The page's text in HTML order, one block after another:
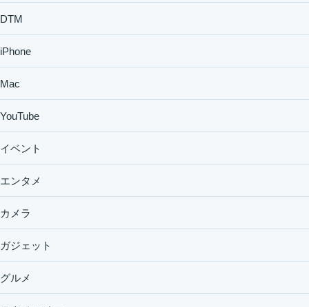
DTM
iPhone
Mac
YouTube
イベント
エンタメ
カメラ
ガジェット
グルメ